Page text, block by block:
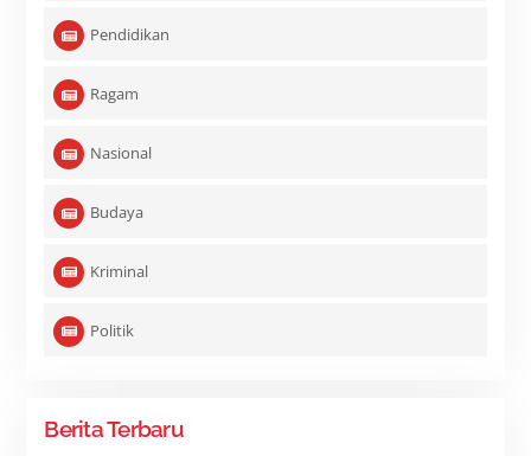
Pendidikan
Ragam
Nasional
Budaya
Kriminal
Politik
Berita Terbaru